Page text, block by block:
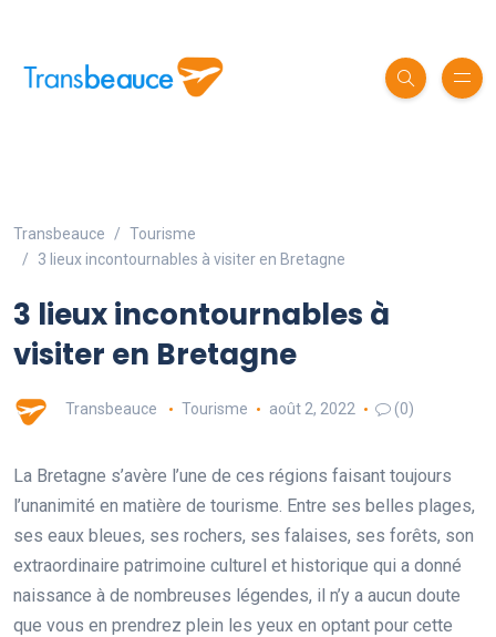
Transbeauce
Tourisme
3 lieux incontournables à visiter en Bretagne
3 lieux incontournables à
visiter en Bretagne
Transbeauce Tourisme août 2, 2022 (0)
La Bretagne s’avère l’une de ces régions faisant toujours
l’unanimité en matière de tourisme. Entre ses belles plages,
ses eaux bleues, ses rochers, ses falaises, ses forêts, son
extraordinaire patrimoine culturel et historique qui a donné
naissance à de nombreuses légendes, il n’y a aucun doute
que vous en prendrez plein les yeux en optant pour cette